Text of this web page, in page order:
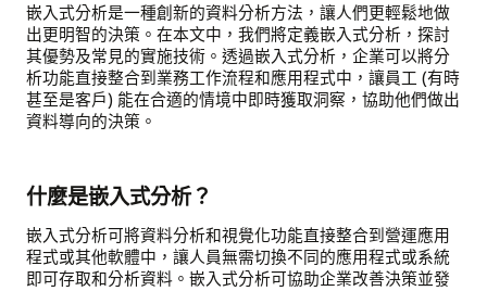
嵌入式分析是一種創新的資料分析方法，讓人們更輕鬆地做
出更明智的決策。在本文中，我們將定義嵌入式分析，探討
其優勢及常見的實施技術。透過嵌入式分析，企業可以將分
析功能直接整合到業務工作流程和應用程式中，讓員工 (有時
甚至是客戶) 能在合適的情境中即時獲取洞察，協助他們做出
資料導向的決策。
什麼是嵌入式分析？
嵌入式分析可將資料分析和視覺化功能直接整合到營運應用
程式或其他軟體中，讓人員無需切換不同的應用程式或系統
即可存取和分析資料。嵌入式分析可協助企業改善決策並發